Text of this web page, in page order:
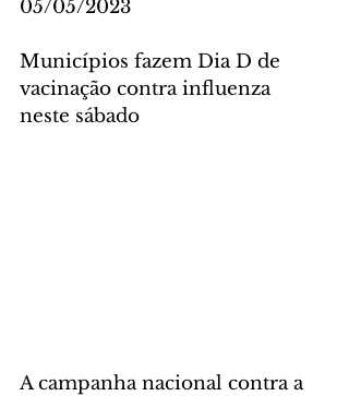
05/05/2023
Municípios fazem Dia D de
vacinação contra influenza
neste sábado
A campanha nacional contra a